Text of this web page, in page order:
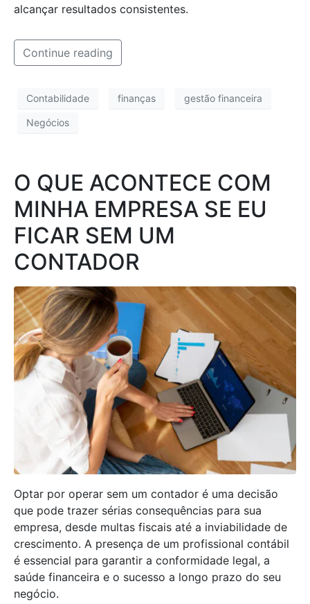
alcançar resultados consistentes.
Continue reading
Contabilidade finanças gestão financeira
Negócios
O QUE ACONTECE COM
MINHA EMPRESA SE EU
FICAR SEM UM
CONTADOR
Optar por operar sem um contador é uma decisão
que pode trazer sérias consequências para sua
empresa, desde multas fiscais até a inviabilidade de
crescimento. A presença de um profissional contábil
é essencial para garantir a conformidade legal, a
saúde financeira e o sucesso a longo prazo do seu
negócio.